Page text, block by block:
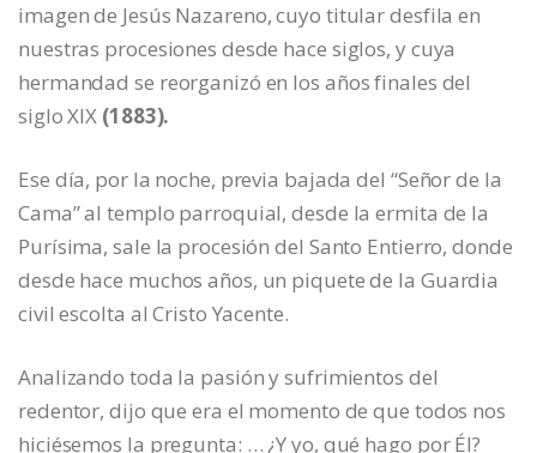
imagen de Jesús Nazareno, cuyo titular desfila en
nuestras procesiones desde hace siglos, y cuya
hermandad se reorganizó en los años finales del
siglo XIX (1883).
Ese día, por la noche, previa bajada del “Señor de la
Cama” al templo parroquial, desde la ermita de la
Purísima, sale la procesión del Santo Entierro, donde
desde hace muchos años, un piquete de la Guardia
civil escolta al Cristo Yacente.
Analizando toda la pasión y sufrimientos del
redentor, dijo que era el momento de que todos nos
hiciésemos la pregunta: … ¿Y yo, qué hago por Él?